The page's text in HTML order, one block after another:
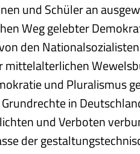
und Schüler an
Weg gelebter
den Nationalsozialisten
mittelalterlichen
und Pluralismus
in
und Verboten
der